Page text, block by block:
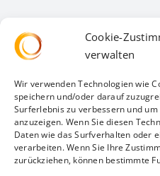
Cookie-
verwalten
Wir verwenden Technologien wie
speichern und/oder darauf
Surferlebnis zu verbessern und
anzuzeigen. Wenn Sie diesen
Daten wie das Surfverhalten oder
verarbeiten. Wenn Sie Ihre
zurückziehen, können bestimmte